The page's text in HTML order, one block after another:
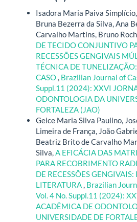
Isadora Maria Paiva
Bruna Bezerra da Silva, Ana
Carvalho Martins, Bruno
DE TECIDO CONJUNTIVO
RECESSÕES GENGIVAIS
TÉCNICA DE
CASO, Brazilian Journal of
Suppl.11 (2024): XXVI
ODONTOLOGIA DA
FORTALEZA (JAO)
Geice Maria Silva Paulino,
Limeira de França, João
Beatriz Brito de Carvalho
Silva,A EFICÁCIA DAS
PARA RECOBRIMENTO
DE RECESSÕES GENGIVAIS:
LITERATURA, Brazilian
Vol. 4 No. Suppl.11 (2024):
ACADÊMICA DE
UNIVERSIDADE DE